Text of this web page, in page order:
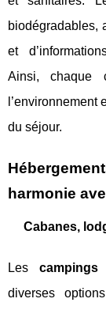
biodégradables,
et
Ainsi, chaque
l’environnement
du séjour.
harmonie
Cabanes,
Les
diverses